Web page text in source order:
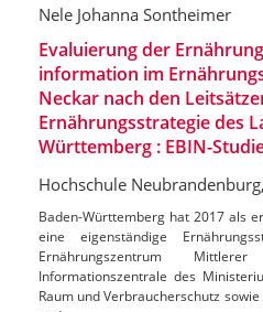
Nele Johanna Sontheimer
Evaluierung der
information im
Neckar nach den
Ernährungsstrategie des
Württemberg : EBIN-
Hochschule
Baden-Württemberg hat 2017 als
eine eigenständige
Ernährungszentrum
Informationszentrale des
Raum und Verbraucherschutz